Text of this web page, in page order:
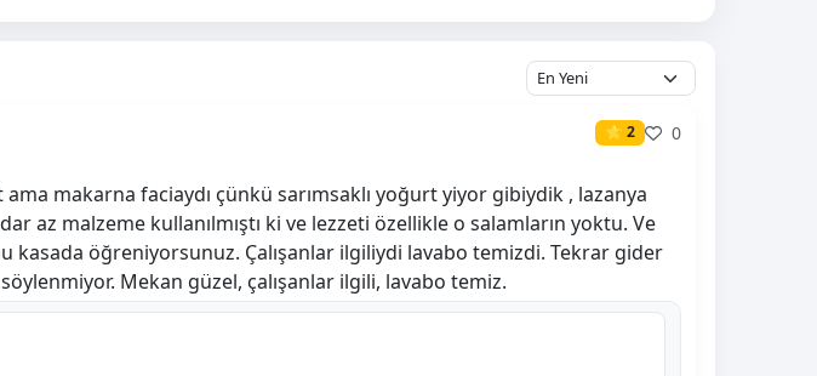
⭐ 2
0
makarna faciaydı çünkü sarımsaklı yoğurt yiyor gibiydik , lazanya
az malzeme kullanılmıştı ki ve lezzeti özellikle o salamların yoktu. Ve
öğreniyorsunuz. Çalışanlar ilgiliydi lavabo temizdi. Tekrar gider
Mekan güzel, çalışanlar ilgili, lavabo temiz.